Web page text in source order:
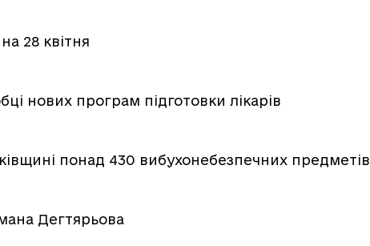
28 квітня
нових програм підготовки лікарів
понад 430 вибухонебезпечних предметів
Дегтярьова